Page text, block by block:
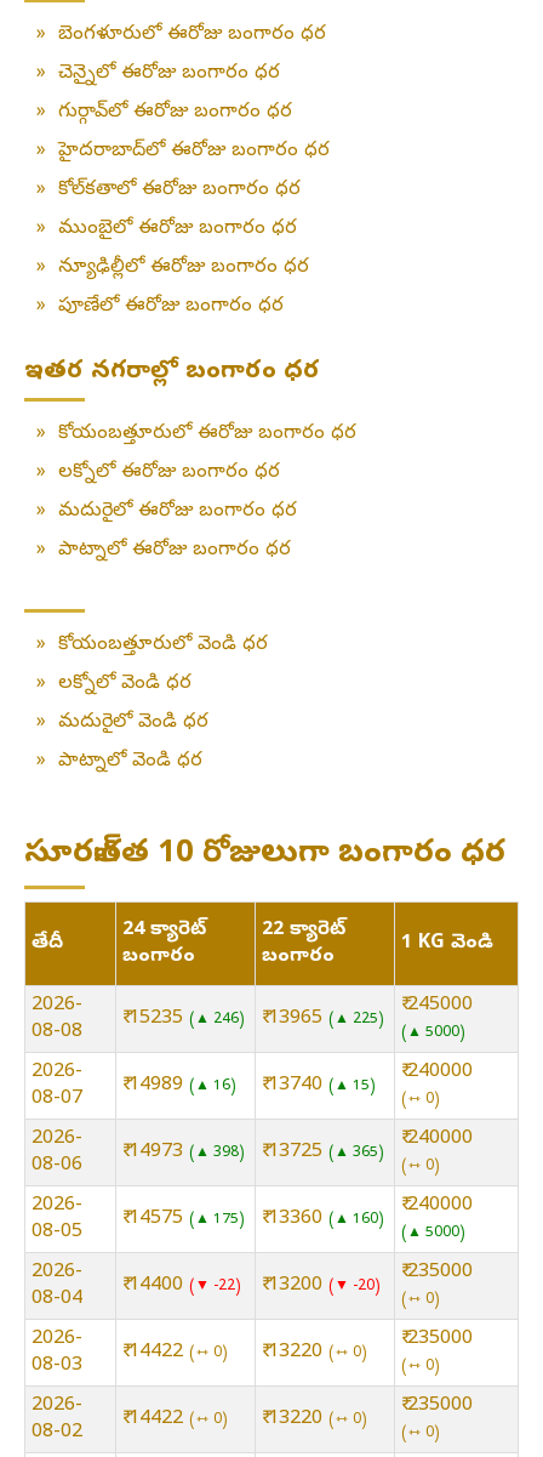
» బెంగళూరులో ఈరోజు బంగారం ధర
» చెన్నైలో ఈరోజు బంగారం ధర
» గుర్గావ్‌లో ఈరోజు బంగారం ధర
»హైదరాబాద్‌లో ఈరోజు బంగారం ధర
» కోల్‌కతాలో ఈరోజు బంగారం ధర
» ముంబైలో ఈరోజు బంగారం ధర
» న్యూఢిల్లీలో ఈరోజు బంగారం ధర
» పూణేలో ఈరోజు బంగారం ధర
ఇతర నగరాల్లో బంగారం ధర
» కోయంబత్తూరులో ఈరోజు బంగారం ధర
» లక్నోలో ఈరోజు బంగారం ధర
» మదురైలో ఈరోజు బంగారం ధర
» పాట్నాలో ఈరోజు బంగారం ధర
» కోయంబత్తూరులో వెండి ధర
» లక్నోలో వెండి ధర
» మదురైలో వెండి ధర
» పాట్నాలో వెండి ధర
సూరత్:గత 10 రోజులుగా బంగారం ధర
తేదీ
24 క్యారెట్
బంగారం
22 క్యారెట్
బంగారం
1 KG వెండి
2026-
08-08
₹ 15235 ▲ 246 ₹ 13965 ▲ 225
₹ 245000
▲ 5000
2026-
08-07
₹ 14989 ▲ 16 ₹ 13740 ▲ 15
₹ 240000
⇿ 0
2026-
08-06
₹ 14973 ▲ 398 ₹ 13725 ▲ 365
₹ 240000
⇿ 0
2026-
08-05
₹ 14575 ▲ 175 ₹ 13360 ▲ 160
₹ 240000
▲ 5000
2026-
08-04
₹ 14400 ▼ -22 ₹ 13200 ▼ -20
₹ 235000
⇿ 0
2026-
08-03
₹ 14422 ⇿ 0 ₹ 13220 ⇿ 0
₹ 235000
⇿ 0
2026-
08-02
₹ 14422 ⇿ 0 ₹ 13220 ⇿ 0
₹ 235000
⇿ 0